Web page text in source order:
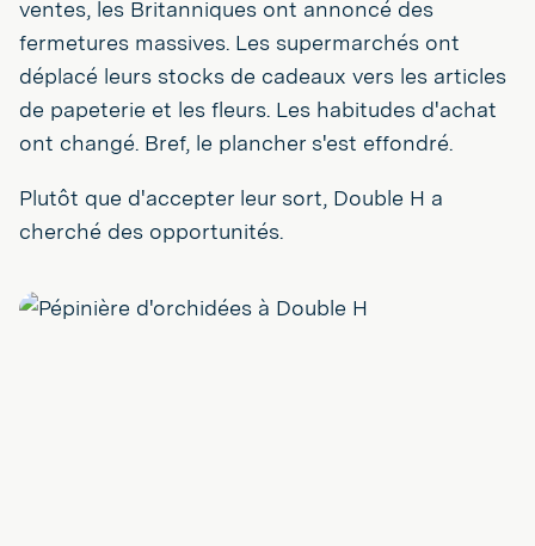
ventes, les Britanniques ont annoncé des
fermetures massives. Les supermarchés ont
déplacé leurs stocks de cadeaux vers les articles
de papeterie et les fleurs. Les habitudes d'achat
ont changé. Bref, le plancher s'est effondré.
Plutôt que d'accepter leur sort, Double H a
cherché des opportunités.